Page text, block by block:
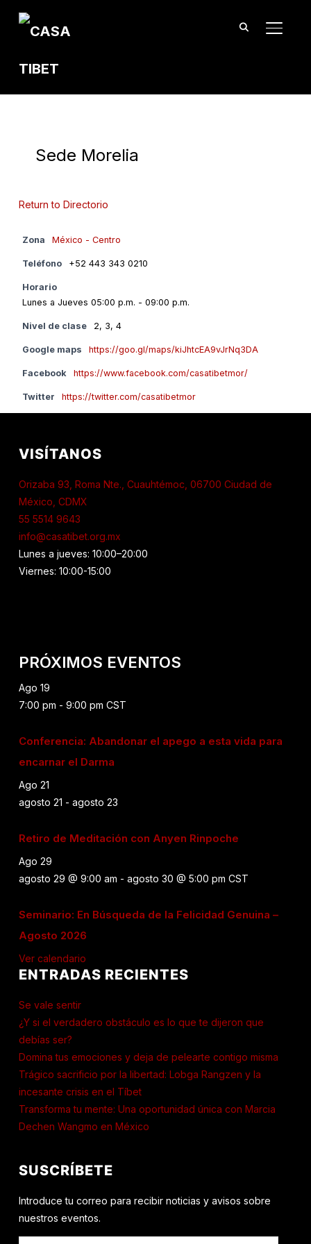
Sede Morelia
Return to Directorio
Zona México - Centro
Teléfono +52 443 343 0210
Horario
Lunes a Jueves 05:00 p.m. - 09:00 p.m.
Nivel de clase 2, 3, 4
Google maps https://goo.gl/maps/kiJhtcEA9vJrNq3DA
Facebook https://www.facebook.com/casatibetmor/
Twitter https://twitter.com/casatibetmor
VISÍTANOS
Orizaba 93, Roma Nte., Cuauhtémoc, 06700 Ciudad de
México, CDMX
55 5514 9643
info@casatibet.org.mx
Lunes a jueves: 10:00–20:00
Viernes: 10:00-15:00
PRÓXIMOS EVENTOS
Ago 19
7:00 pm - 9:00 pm CST
Conferencia: Abandonar el apego a esta vida para
encarnar el Darma
Ago 21
agosto 21 - agosto 23
Retiro de Meditación con Anyen Rinpoche
Ago 29
agosto 29 @ 9:00 am - agosto 30 @ 5:00 pm CST
Seminario: En Búsqueda de la Felicidad Genuina –
Agosto 2026
Ver calendario
ENTRADAS RECIENTES
Se vale sentir
¿Y si el verdadero obstáculo es lo que te dijeron que
debías ser?
Domina tus emociones y deja de pelearte contigo misma
Trágico sacrificio por la libertad: Lobga Rangzen y la
incesante crisis en el Tíbet
Transforma tu mente: Una oportunidad única con Marcia
Dechen Wangmo en México
SUSCRÍBETE
Introduce tu correo para recibir noticias y avisos sobre
nuestros eventos.